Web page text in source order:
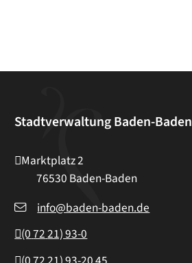
Stadtverwaltung Baden-Baden
Marktplatz 2
76530 Baden-Baden
info@baden-baden.de
(07221) 93-0